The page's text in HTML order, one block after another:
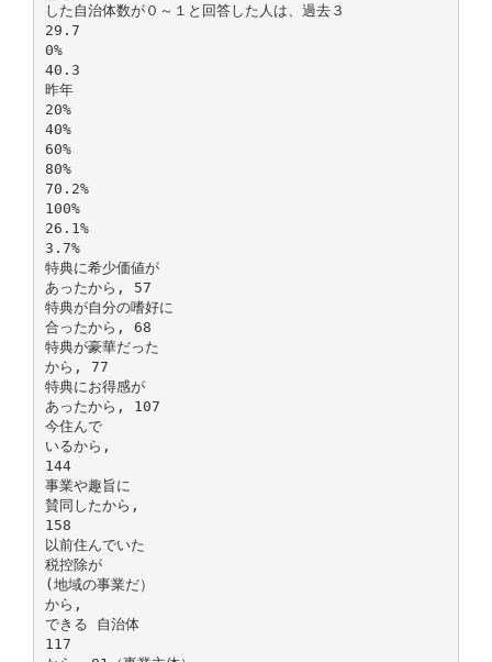
した自治体数が０～１と回答した人は、過去３
29.7
0%
40.3
昨年
20%
40%
60%
80%
70.2%
100%
26.1%
3.7%
特典に希少価値が
あったから, 57
特典が自分の嗜好に
合ったから, 68
特典が豪華だった
から, 77
特典にお得感が
あったから, 107
今住んで
いるから,
144
事業や趣旨に
賛同したから,
158
以前住んでいた
税控除が
(地域の事業だ）
から,
できる 自治体
117